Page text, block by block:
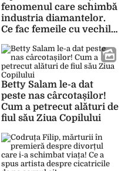
fenomenul care schimbă
industria diamantelor.
Ce fac femeile cu vechile
Betty Salam le-a dat
peste nas cârcotașilor!
Cum a petrecut alături de
fiul său Ziua Copilului